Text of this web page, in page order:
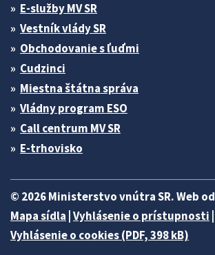
E-služby MV SR
Vestník vlády SR
Obchodovanie s ľuďmi
Cudzinci
Miestna štátna správa
Vládny program ESO
Call centrum MV SR
E-trhovisko
© 2026 Ministerstvo vnútra SR. Web od
Mapa sídla Vyhlásenie o prístupnosti
Vyhlásenie o cookies (PDF, 398 kB)